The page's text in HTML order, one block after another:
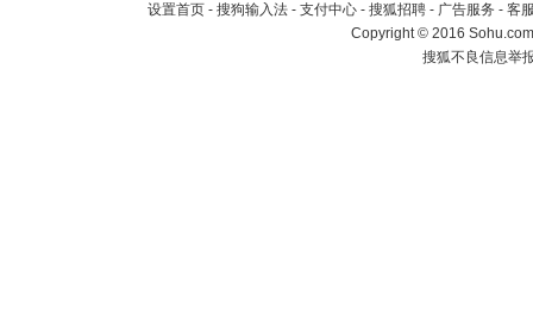
设置首页 - 搜狗输入法 - 支付中心 - 搜狐招聘 - 广告服务 - 客
Copyright©2016
搜狐不良信息举